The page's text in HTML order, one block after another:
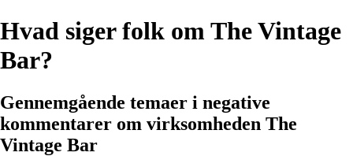
Hvad siger folk om The Vintage
Bar?
Gennemgående temaer i negative
kommentarer om virksomheden The
Vintage Bar